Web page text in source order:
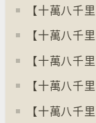
【十萬八千
【十萬八千
【十萬八千
【十萬八千